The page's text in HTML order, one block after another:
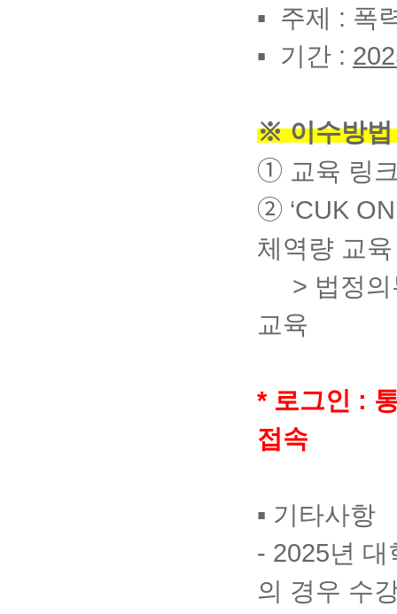
▪ 주제 : 폭
▪ 기간 :
※이수방
➀ 교육 링
➁ ‘CUK
체역량 교
> 법정
교육
* 로그인 :
접속
▪ 기타사항
- 2025년 대
의 경우 수